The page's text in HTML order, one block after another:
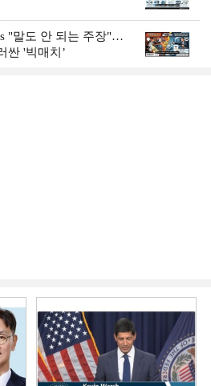
"말도 안 되는 주장"…
싼 '빅매치’